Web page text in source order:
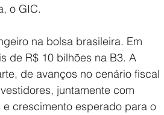
o GIC.
na bolsa brasileira. Em
de R$ 10 bilhões na B3. A
de avanços no cenário fiscal
juntamente com
crescimento esperado para o